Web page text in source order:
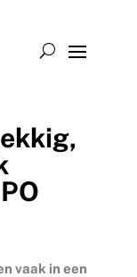
vaak in een